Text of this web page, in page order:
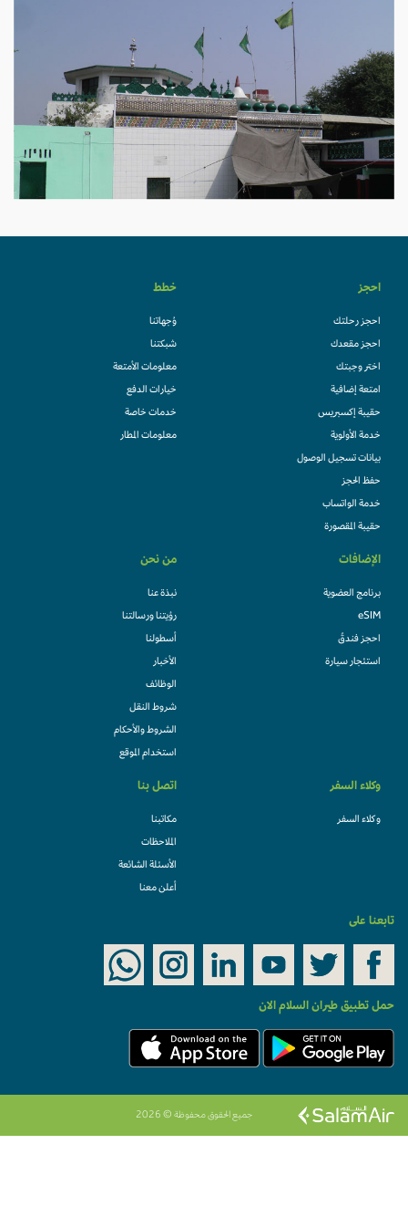
احجز
احجز رحلتك
احجز مقعدك
اختر وجبتك
امتعة إضافية
حقيبة إكسبريس
خدمة الأولوية
بيانات تسجيل الوصول
حفظ الحجز
خدمة الواتساب
حقيبة المقصورة
خطط
وُجهاتنا
شبكتنا
معلومات الأمتعة
خيارات الدفع
خدمات خاصة
معلومات المطار
الإضافات
برنامج العضوية
eSIM
احجز فندقً
استئجار سيارة
من نحن
نبذة عنا
رؤيتنا ورسالتنا
أسطولنا
الأخبار
الوظائف
شروط النقل
الشروط والأحكام
استخدام الموقع
وكلاء السفر
وكلاء السفر
اتصل بنا
مكاتبنا
الملاحظات
الأسئلة الشائعة
أعلن معنا
تابعنا على
حمل تطبيق طيران السلام الان
جميع الحقوق محفوظة © 2026